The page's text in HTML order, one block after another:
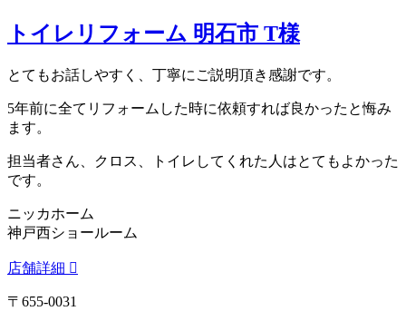
トイレリフォーム 明石市 T様
とてもお話しやすく、丁寧にご説明頂き感謝です。
5年前に全てリフォームした時に依頼すれば良かったと悔み
ます。
担当者さん、クロス、トイレしてくれた人はとてもよかった
です。
ニッカホーム
神戸西ショールーム
店舗詳細
〒655-0031